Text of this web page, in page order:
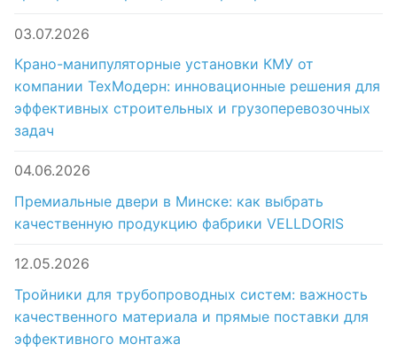
03.07.2026
Крано-манипуляторные установки КМУ от
компании ТехМодерн: инновационные решения для
эффективных строительных и грузоперевозочных
задач
04.06.2026
Премиальные двери в Минске: как выбрать
качественную продукцию фабрики VELLDORIS
12.05.2026
Тройники для трубопроводных систем: важность
качественного материала и прямые поставки для
эффективного монтажа